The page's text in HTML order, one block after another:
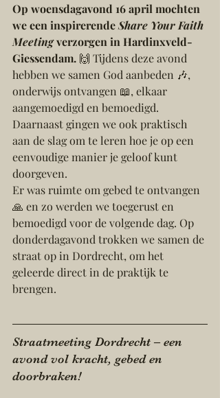
Op woensdagavond 16 april mochten
we een inspirerende Share Your Faith
Meeting verzorgen in Hardinxveld-
Giessendam. 🙌 Tijdens deze avond
hebben we samen God aanbeden 🎶,
onderwijs ontvangen 📖, elkaar
aangemoedigd en bemoedigd.
Daarnaast gingen we ook praktisch
aan de slag om te leren hoe je op een
eenvoudige manier je geloof kunt
doorgeven.
Er was ruimte om gebed te ontvangen
🙏 en zo werden we toegerust en
bemoedigd voor de volgende dag. Op
donderdagavond trokken we samen de
straat op in Dordrecht, om het
geleerde direct in de praktijk te
brengen.
Straatmeeting Dordrecht – een
avond vol kracht, gebed en
doorbraken!